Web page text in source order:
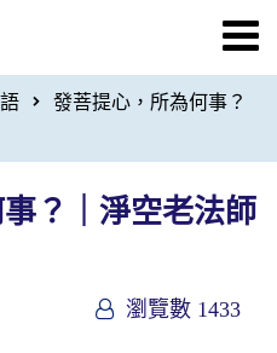
發菩提心，所為何事？
？｜淨空老法師
瀏覽數 1433